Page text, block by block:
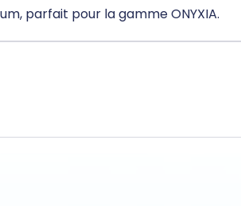
parfait pour la gamme ONYXIA.